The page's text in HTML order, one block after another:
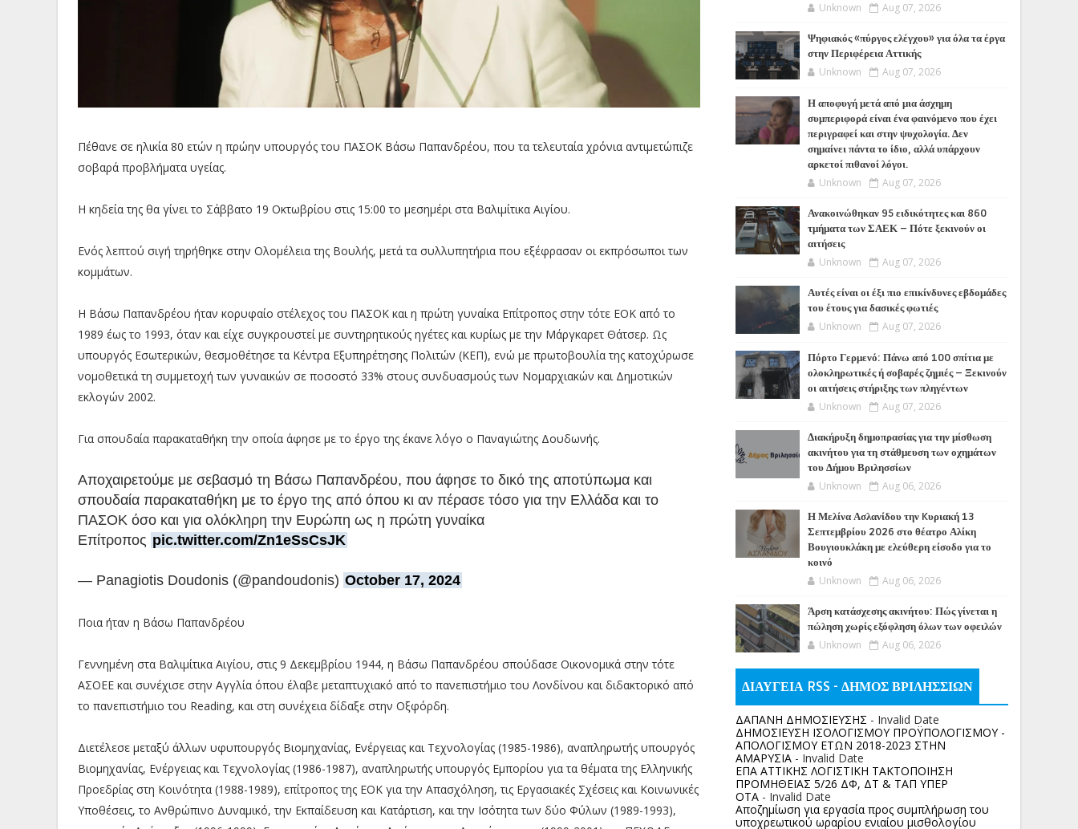
Πέθανε σε ηλικία 80 ετών η πρώην υπουργός του ΠΑΣΟΚ Βάσω Παπανδρέου, που τα τελευταία χρόνια αντιμετώπιζε
σοβαρά προβλήματα υγείας.
Η κηδεία της θα γίνει το Σάββατο 19 Οκτωβρίου στις 15:00 το μεσημέρι στα Βαλιμίτικα Αιγίου.
Ενός λεπτού σιγή τηρήθηκε στην Ολομέλεια της Βουλής, μετά τα συλλυπητήρια που εξέφρασαν οι εκπρόσωποι των
κομμάτων.
Η Βάσω Παπανδρέου ήταν κορυφαίο στέλεχος του ΠΑΣΟΚ και η πρώτη γυναίκα Επίτροπος στην τότε ΕΟΚ από το
1989 έως το 1993, όταν και είχε συγκρουστεί με συντηρητικούς ηγέτες και κυρίως με την Μάργκαρετ Θάτσερ. Ως
υπουργός Εσωτερικών, θεσμοθέτησε τα Κέντρα Εξυπηρέτησης Πολιτών (ΚΕΠ), ενώ με πρωτοβουλία της κατοχύρωσε
νομοθετικά τη συμμετοχή των γυναικών σε ποσοστό 33% στους συνδυασμούς των Νομαρχιακών και Δημοτικών
εκλογών 2002.
Για σπουδαία παρακαταθήκη την οποία άφησε με το έργο της έκανε λόγο ο Παναγιώτης Δουδωνής.
Αποχαιρετούμε με σεβασμό τη Βάσω Παπανδρέου, που άφησε το δικό της αποτύπωμα και
σπουδαία παρακαταθήκη με το έργο της από όπου κι αν πέρασε τόσο για την Ελλάδα και το
ΠΑΣΟΚ όσο και για ολόκληρη την Ευρώπη ως η πρώτη γυναίκα
Επίτροπος pic.twitter.com/Zn1eSsCsJK
— Panagiotis Doudonis (@pandoudonis) October 17, 2024
Ποια ήταν η Βάσω Παπανδρέου
Γεννημένη στα Βαλιμίτικα Αιγίου, στις 9 Δεκεμβρίου 1944, η Βάσω Παπανδρέου σπούδασε Οικονομικά στην τότε
ΑΣΟΕΕ και συνέχισε στην Αγγλία όπου έλαβε μεταπτυχιακό από το πανεπιστήμιο του Λονδίνου και διδακτορικό από
το πανεπιστήμιο του Reading, και στη συνέχεια δίδαξε στην Οξφόρδη.
Διετέλεσε μεταξύ άλλων υφυπουργός Βιομηχανίας, Ενέργειας και Τεχνολογίας (1985-1986), αναπληρωτής υπουργός
Βιομηχανίας, Ενέργειας και Τεχνολογίας (1986-1987), αναπληρωτής υπουργός Εμπορίου για τα θέματα της Ελληνικής
Προεδρίας στη Κοινότητα (1988-1989), επίτροπος της ΕΟΚ για την Απασχόληση, τις Εργασιακές Σχέσεις και Κοινωνικές
Υποθέσεις, το Ανθρώπινο Δυναμικό, την Εκπαίδευση και Κατάρτιση, και την Ισότητα των δύο Φύλων (1989-1993),
Unknown Aug 07, 2026
Ψηφιακός «πύργος ελέγχου» για όλα τα έργα
στην Περιφέρεια Αττικής
Unknown Aug 07, 2026
Η αποφυγή μετά από μια άσχημη
συμπεριφορά είναι ένα φαινόμενο που έχει
περιγραφεί και στην ψυχολογία. Δεν
σημαίνει πάντα το ίδιο, αλλά υπάρχουν
αρκετοί πιθανοί λόγοι.
Unknown Aug 07, 2026
Ανακοινώθηκαν 95 ειδικότητες και 860
τμήματα των ΣΑΕΚ – Πότε ξεκινούν οι
αιτήσεις
Unknown Aug 07, 2026
Αυτές είναι οι έξι πιο επικίνδυνες εβδομάδες
του έτους για δασικές φωτιές
Unknown Aug 07, 2026
Πόρτο Γερμενό: Πάνω από 100 σπίτια με
ολοκληρωτικές ή σοβαρές ζημιές – Ξεκινούν
οι αιτήσεις στήριξης των πληγέντων
Unknown Aug 07, 2026
Διακήρυξη δημοπρασίας για την μίσθωση
ακινήτου για τη στάθμευση των οχημάτων
του Δήμου Βριλησσίων
Unknown Aug 06, 2026
Η Μελίνα Ασλανίδου την Kυριακή 13
Σεπτεμβρίου 2026 στο θέατρο Αλίκη
Βουγιουκλάκη με ελεύθερη είσοδο για το
κοινό
Unknown Aug 06, 2026
Άρση κατάσχεσης ακινήτου: Πώς γίνεται η
πώληση χωρίς εξόφληση όλων των οφειλών
Unknown Aug 06, 2026
ΔΙΑΥΓΕΙΑ RSS - ΔΗΜΟΣ ΒΡΙΛΗΣΣΙΩΝ
ΔΑΠΑΝΗ ΔΗΜΟΣΙΕΥΣΗΣ - Invalid Date
ΔΗΜΟΣΙΕΥΣΗ ΙΣΟΛΟΓΙΣΜΟΥ ΠΡΟΫΠΟΛΟΓΙΣΜΟΥ -
ΑΠΟΛΟΓΙΣΜΟΥ ΕΤΩΝ 2018-2023 ΣΤΗΝ
ΑΜΑΡΥΣΙΑ - Invalid Date
ΕΠΑ ΑΤΤΙΚΗΣ ΛΟΓΙΣΤΙΚΗ ΤΑΚΤΟΠΟΙΗΣΗ
ΠΡΟΜΗΘΕΙΑΣ 5/26 ΔΦ, ΔΤ & ΤΑΠ ΥΠΕΡ
ΟΤΑ - Invalid Date
Αποζημίωση για εργασία προς συμπλήρωση του
υποχρεωτικού ωραρίου ενιαίου μισθολογίου